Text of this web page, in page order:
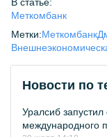
Меткомбанк
Метки:Меткомбанк
Новости по
Уралсиб
международного